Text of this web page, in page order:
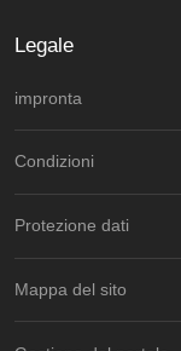
Legale
impronta
Condizioni
Protezione dati
Mappa del sito